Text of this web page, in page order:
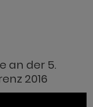
an der 5.
2016